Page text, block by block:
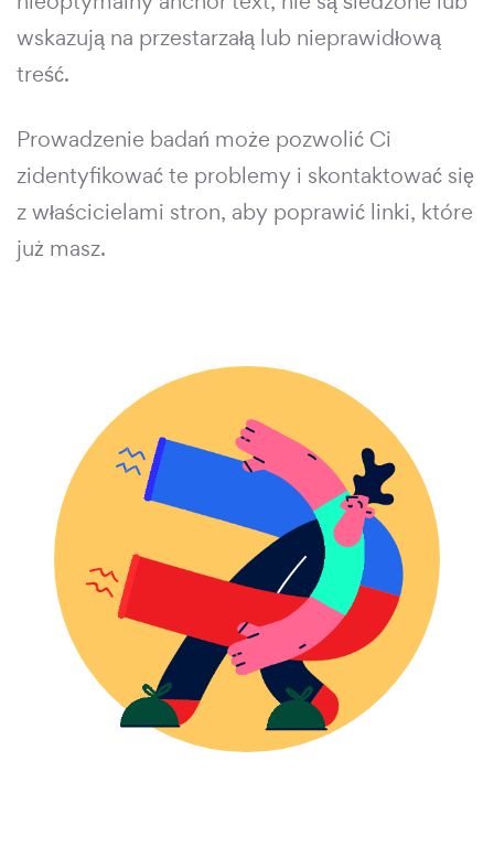
wskazują na przestarzałą lub nieprawidłową
treść.
Prowadzenie badań może pozwolić Ci
zidentyfikować te problemy i skontaktować się
z właścicielami stron, aby poprawić linki, które
już masz.